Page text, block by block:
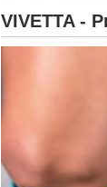
VIVETTA -